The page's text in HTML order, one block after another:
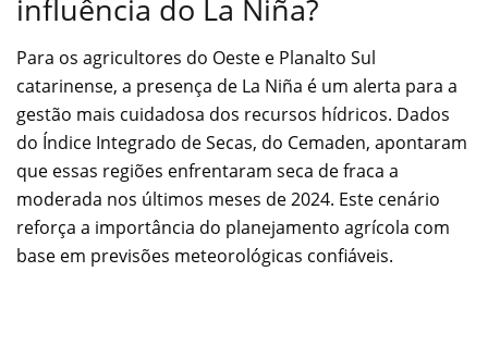
influência do La Niña?
Para os agricultores do Oeste e Planalto Sul
catarinense, a presença de La Niña é um alerta para a
gestão mais cuidadosa dos recursos hídricos. Dados
do Índice Integrado de Secas, do Cemaden, apontaram
que essas regiões enfrentaram seca de fraca a
moderada nos últimos meses de 2024. Este cenário
reforça a importância do planejamento agrícola com
base em previsões meteorológicas confiáveis.